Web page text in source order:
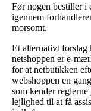
Før nogen bestiller i
igennem
morsomt.
Et alternativt forslag
netshoppen er e-
for at netbutikken
webshoppen en
som kender reglerne
lejlighed til at få